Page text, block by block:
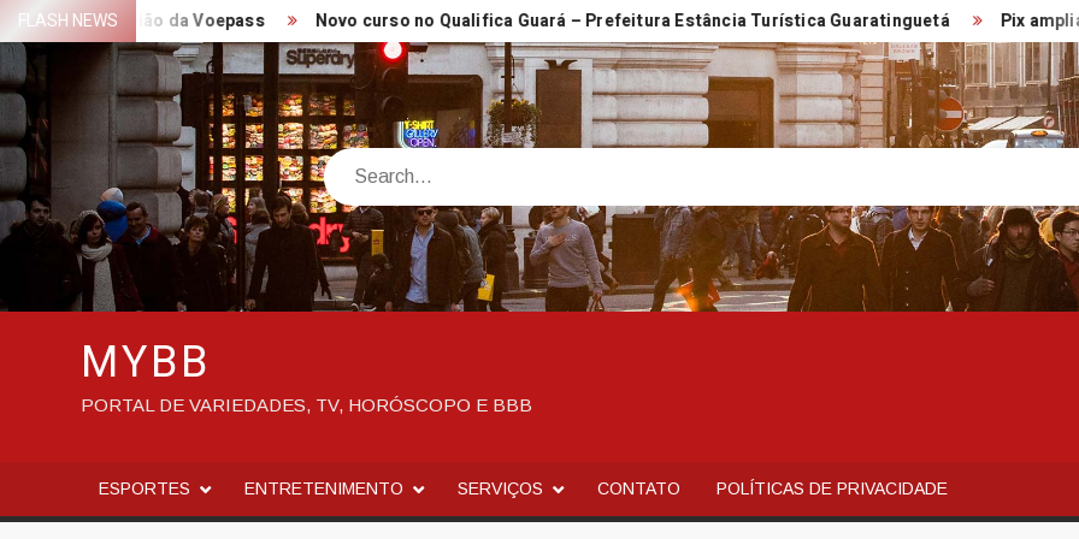
Skip
to
content
FLASH NEWS
de avião da Voepass Novo curso no Qualifica Guará – Prefeitura Estância Turística Guaratinguetá Pix amplia
Search
MYBB
PORTAL DE VARIEDADES, TV, HORÓSCOPO E BBB
ESPORTES ENTRETENIMENTO SERVIÇOS CONTATO POLÍTICAS DE PRIVACIDADE